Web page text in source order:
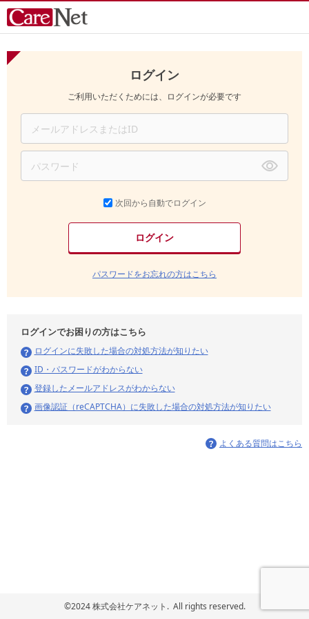
ログイン
ご利用いただくためには、ログインが必要です
次回から自動でログイン
パスワードをお忘れの方はこちら
ログインでお困りの方はこちら
ログインに失敗した場合の対処方法が知りたい
ID・パスワードがわからない
登録したメールアドレスがわからない
画像認証（reCAPTCHA）に失敗した場合の対処方法が知りたい
よくある質問はこちら
©2024 株式会社ケアネット. All rights reserved.